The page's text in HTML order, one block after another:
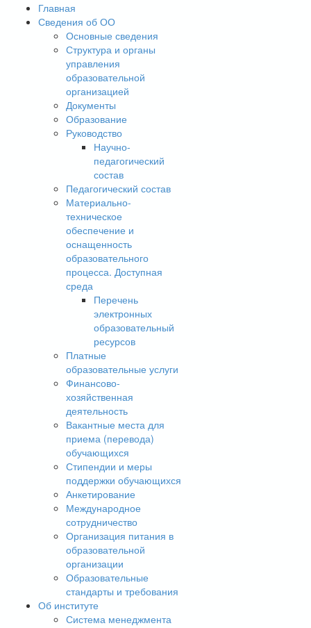
Главная
Сведения об ОО
Основные сведения
Структура и органы
управления
образовательной
организацией
Документы
Образование
Руководство
Научно-
педагогический
состав
Педагогический состав
Материально-
техническое
обеспечение и
оснащенность
образовательного
процесса. Доступная
среда
Перечень
электронных
образовательный
ресурсов
Платные
образовательные услуги
Финансово-
хозяйственная
деятельность
Вакантные места для
приема (перевода)
обучающихся
Стипендии и меры
поддержки обучающихся
Анкетирование
Международное
сотрудничество
Организация питания в
образовательной
организации
Образовательные
стандарты и требования
Об институте
Система менеджмента